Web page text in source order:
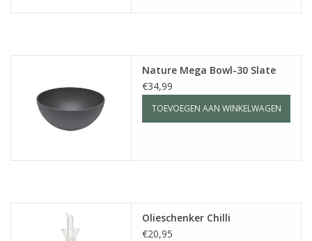
Nature Mega Bowl-30 Slate
€34,99
TOEVOEGEN AAN WINKELWAGEN
Olieschenker Chilli
€20,95